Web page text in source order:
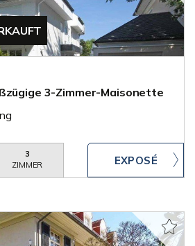
3-Zimmer-Maisonette
3
ZIMMER